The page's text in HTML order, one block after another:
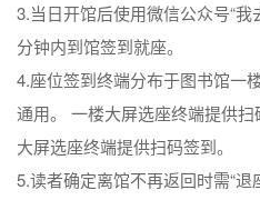
3.当日开馆后使用微信公众号“
分钟内到馆签到就座。
4.座位签到终端分布于图书馆一
通用。 一楼大屏选座终端提供
大屏选座终端提供扫码签到。
5.读者确定离馆不再返回时需“